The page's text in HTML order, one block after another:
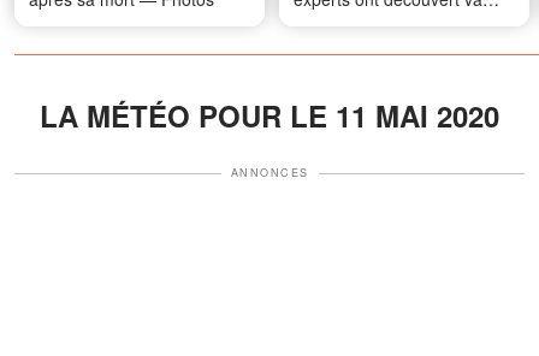
vous surprendre
LA MÉTÉO POUR LE 11 MAI 2020
ANNONCES